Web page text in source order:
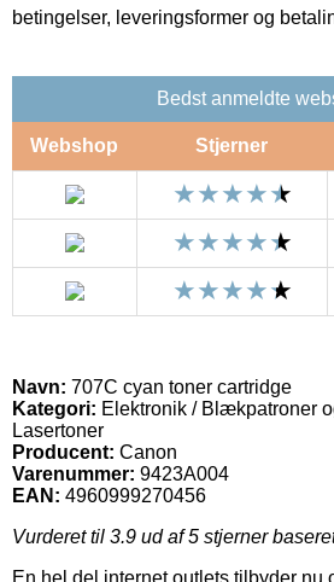
betingelser, leveringsformer og
Bedst anmeldte
Webshop Stjerner
Navn: 707C cyan toner cartridge
Kategori: Elektronik / Blækpatroner
Lasertoner
Producent: Canon
Varenummer: 9423A004
EAN: 4960999270456
Vurderet til 3.9 ud af 5 stjerner
En hel del internet outlets tilbyder nu